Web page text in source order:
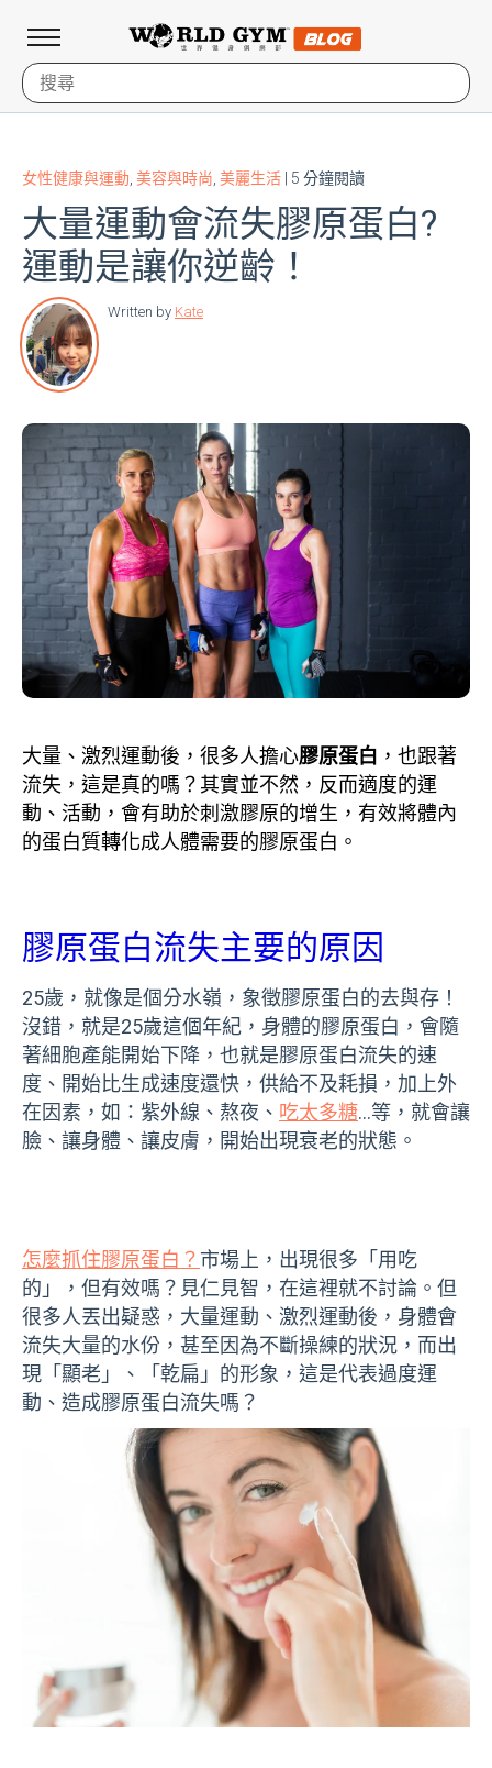
女性健康與運動 美容與時尚 美麗生活 | 5 分鐘閱讀
大量運動會流失膠原蛋白?
運動是讓你逆齡！
Written by Kate
大量、激烈運動後，很多人擔心膠原蛋白 ，也跟著
流失，這是真的嗎？其實並不然，反而適度的運
動、活動，會有助於刺激膠原的增生，有效將體內
的蛋白質轉化成人體需要的膠原蛋白。
膠原蛋白流失主要的原因
25歲，就像是個分水嶺，象徵膠原蛋白的去與存！
沒錯，就是25歲這個年紀，身體的膠原蛋白，會隨
著細胞產能開始下降，也就是膠原蛋白流失的速
度、開始比生成速度還快，供給不及耗損，加上外
在因素，如：紫外線、熬夜、 吃太多糖…等，就會讓
臉、讓身體、讓皮膚，開始出現衰老的狀態。
怎麼抓住膠原蛋白？ 市場上，出現很多「用吃
的」，但有效嗎？見仁見智，在這裡就不討論。但
很多人丟出疑惑，大量運動、激烈運動後，身體會
流失大量的水份，甚至因為不斷操練的狀況，而出
現「顯老」、「乾扁」的形象，這是代表過度運
動、造成膠原蛋白流失嗎？